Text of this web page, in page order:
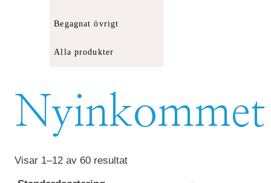
Begagnat övrigt
Alla produkter
Nyinkommet
Visar 1–12 av 60 resultat